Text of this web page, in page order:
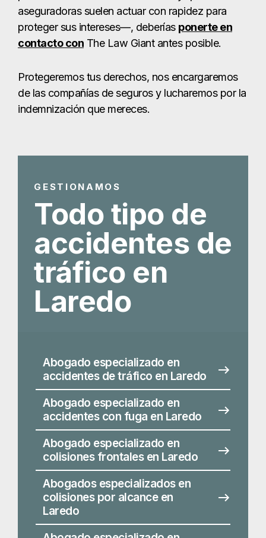
Todo tipo de
accidentes de
Abogado especializado en
accidentes de tráfico en Laredo
Abogado especializado en
accidentes con fuga en Laredo
Abogado especializado en
Abogados especializados en
colisiones por alcance en
Laredo
Abogado especializado en
accidentes por conducción
temeraria en Laredo
Abogados especializados en
accidentes por impacto lateral
y de flanco en Laredo
Abogado especializado en
accidentes por conducción